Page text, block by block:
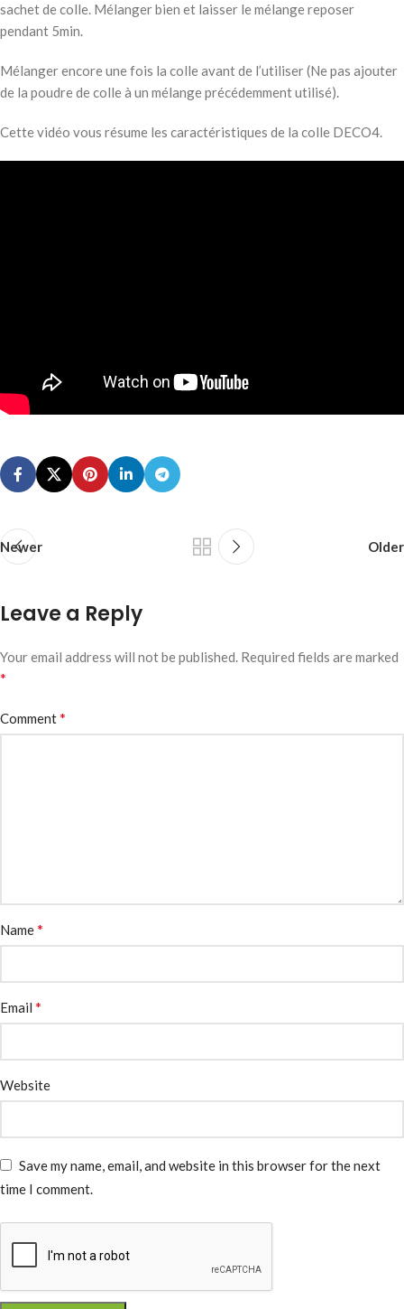
sachet de colle. Mélanger bien et laisser le mélange reposer
pendant 5min.
Mélanger encore une fois la colle avant de l’utiliser (Ne pas ajouter
de la poudre de colle à un mélange précédemment utilisé).
Cette vidéo vous résume les caractéristiques de la colle DECO4.
Newer Older
Leave a Reply
Your email address will not be published. Required fields are marked
*
Comment*
Name*
Email *
Website
Save my name, email, and website in this browser for the next
time I comment.